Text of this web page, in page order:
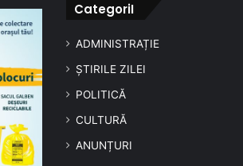
CategoriI
ADMINISTRAȚIE
ȘTIRILE ZILEI
POLITICĂ
CULTURĂ
ANUNȚURI